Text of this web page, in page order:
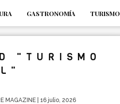
GASTRONOMÍA TURISMO
"TURISMO
MAGAZINE | 16 julio, 2026